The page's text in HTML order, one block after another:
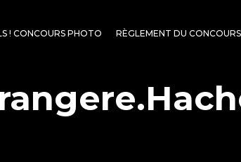
! CONCOURS PHOTO RÈGLEMENT DU CONCOURS